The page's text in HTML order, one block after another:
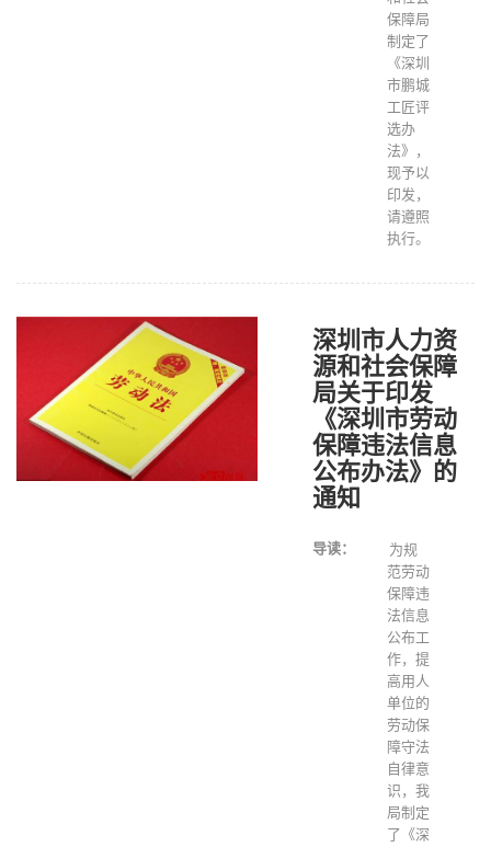
保障局
制定了
《深圳
市鹏城
工匠评
选办
法》，
现予以
印发，
请遵照
执行。
深圳市人力资
源和社会保障
局关于印发
《深圳市劳动
保障违法信息
公布办法》的
通知
导读：
为规
范劳动
保障违
法信息
公布工
作，提
高用人
单位的
劳动保
障守法
自律意
识，我
局制定
了《深